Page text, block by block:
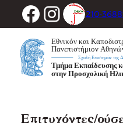
Μετάβαση
περιεχόμενο
Facebook
210-
Eπιτυχόντες/